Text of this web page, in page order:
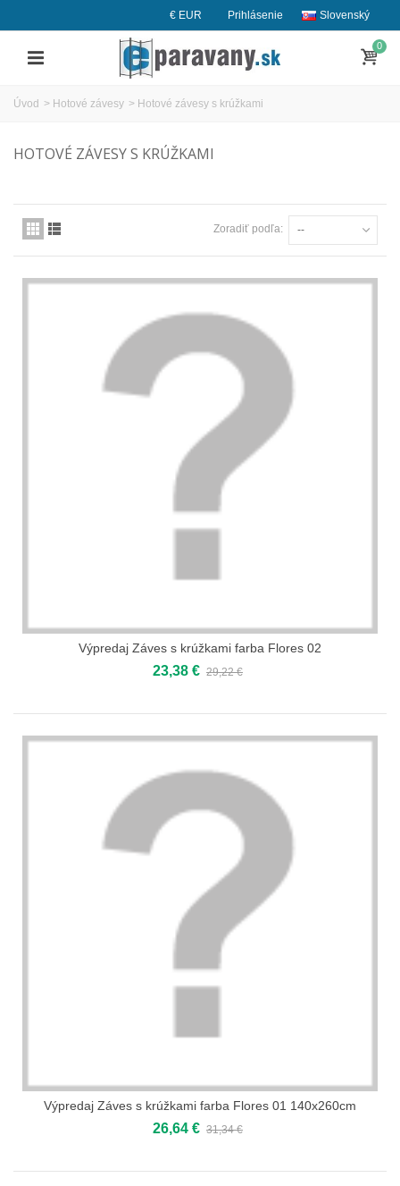
Slovenský
Prihlásenie
€ EUR
0
Úvod > Hotové závesy > Hotové závesy s krúžkami
HOTOVÉ ZÁVESY S KRÚŽKAMI
Zoradiť podľa: --
Výpredaj Záves s krúžkami farba Flores 02
23,38 € 29,22 €
Výpredaj Záves s krúžkami farba Flores 01 140x260cm
26,64 € 31,34 €